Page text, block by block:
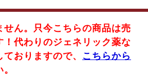
せん。只今こちらの商品は売
！代わりのジェネリック薬な
おりますので、
こちらから